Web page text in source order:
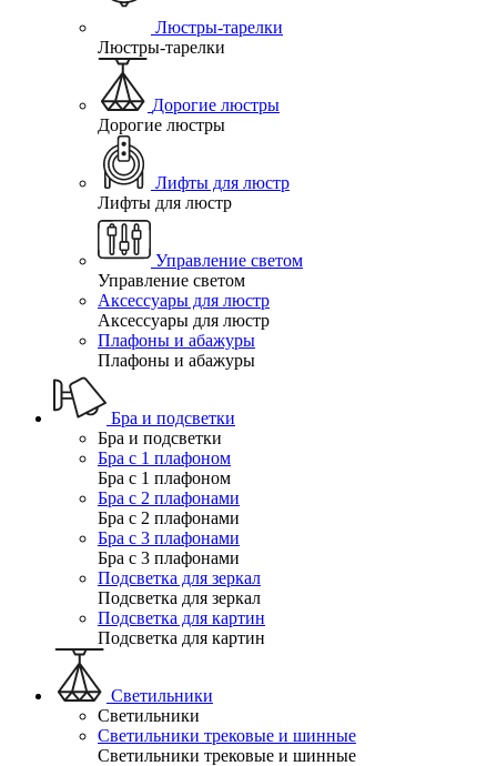
Люстры-тарелки
Люстры-тарелки
Дорогие люстры
Дорогие люстры
Лифты для люстр
Лифты для люстр
Управление светом
Управление светом
Аксессуары для люстр
Аксессуары для люстр
Плафоны и абажуры
Плафоны и абажуры
Бра и подсветки
Бра и подсветки
Бра с 1 плафоном
Бра с 1 плафоном
Бра с 2 плафонами
Бра с 2 плафонами
Бра с 3 плафонами
Бра с 3 плафонами
Подсветка для зеркал
Подсветка для зеркал
Подсветка для картин
Подсветка для картин
Светильники
Светильники
Светильники трековые и шинные
Светильники трековые и шинные